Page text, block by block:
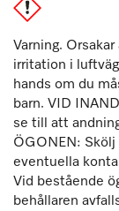
Varning.
irritation i
hands om du
barn. VID
se till att
ÖGONEN:
eventuella
Vid bestående
behållaren